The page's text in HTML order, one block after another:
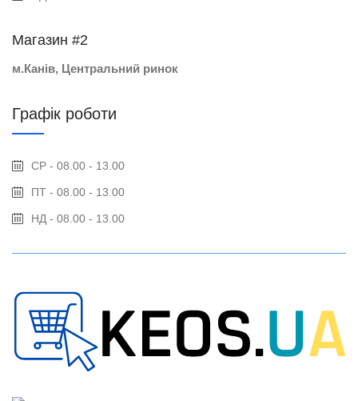
Магазин #2
м.Канів, Центральний ринок
Графік роботи
СР - 08.00 - 13.00
ПТ - 08.00 - 13.00
НД - 08.00 - 13.00